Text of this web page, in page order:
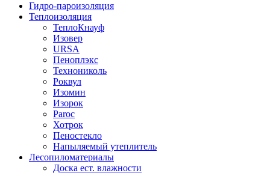
Гидро-пароизоляция
Теплоизоляция
ТеплоКнауф
Изовер
URSA
Пеноплэкс
Технониколь
Роквул
Изомин
Изорок
Paroc
Хотрок
Пеностекло
Напыляемый утеплитель
Лесопиломатериалы
Доска ест. влажности